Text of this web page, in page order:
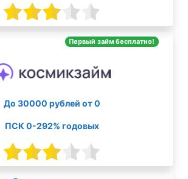
Первый займ бесплатно!
До 30000 рублей от 0
ПСК 0-292% годовых